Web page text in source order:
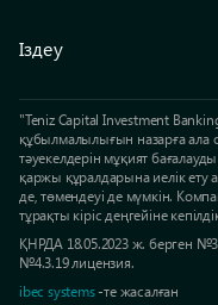
Іздеу
"Teniz Capital Investment
құбылмалылығын назарға
тәуекелдерін мұқият
қаржы құралдарына иелік ету
де, төмендеуі де мүмкін.
тұрақты кіріс деңгейіне
ҚНРДА 18.05.2023 ж. берген
№4.3.19 лицензия.
ibec systems-те жасалған